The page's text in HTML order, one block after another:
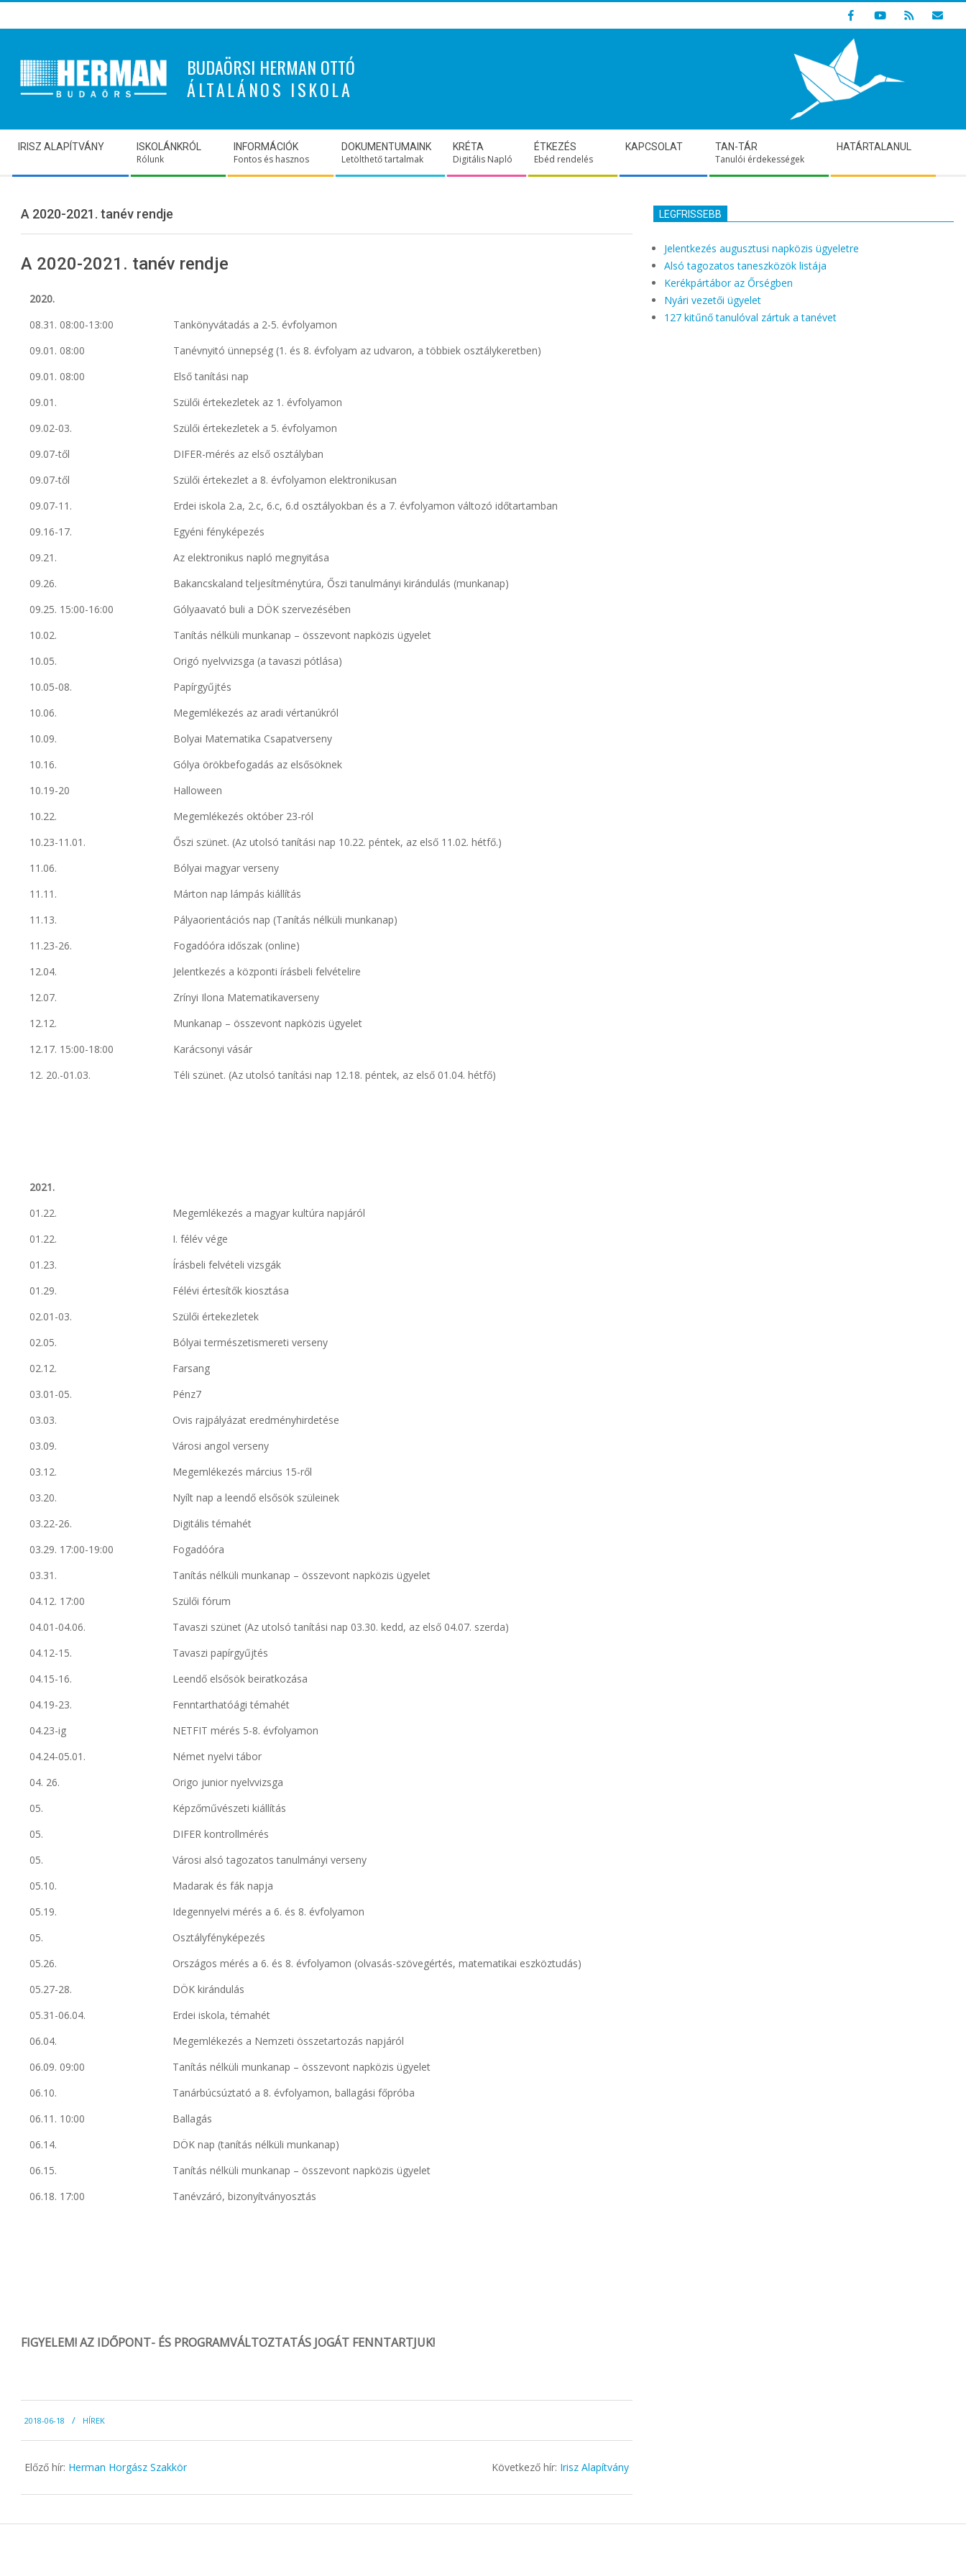
to
BUDAÖRSI HERMAN OTTÓ
ÁLTALÁNOS ISKOLA
Indulunk! Hamarosan újraindul oldalunk!
Navigation
Menu
IRISZ ALAPÍTVÁNY ISKOLÁNKRÓL
Rólunk
INFORMÁCIÓK
Fontos és hasznos
DOKUMENTUMAINK
Letölthető tartalmak
KRÉTA
Digitális Napló
ÉTKEZÉS
Ebéd rendelés
KAPCSOLAT TAN-TÁR
Tanulói érdekességek
HATÁRTALANUL
A 2020-2021. tanév rendje
A 2020-2021. tanév rendje
2020.
08.31. 08:00-13:00
Tankönyvátadás a 2-5. évfolyamon
09.01. 08:00
Tanévnyitó ünnepség (1. és 8. évfolyam az udvaron, a többiek osztálykeretben)
09.01. 08:00
Első tanítási nap
09.01.
Szülői értekezletek az 1. évfolyamon
09.02-03.
Szülői értekezletek a 5. évfolyamon
09.07-től
DIFER-mérés az első osztályban
09.07-től
Szülői értekezlet a 8. évfolyamon elektronikusan
09.07-11.
Erdei iskola 2.a, 2.c, 6.c, 6.d osztályokban és a 7. évfolyamon változó időtartamban
09.16-17.
Egyéni fényképezés
09.21.
Az elektronikus napló megnyitása
09.26.
Bakancskaland teljesítménytúra, Őszi tanulmányi kirándulás (munkanap)
09.25. 15:00-16:00
Gólyaavató buli a DÖK szervezésében
10.02.
Tanítás nélküli munkanap – összevont napközis ügyelet
10.05.
Origó nyelvvizsga (a tavaszi pótlása)
10.05-08.
Papírgyűjtés
10.06.
Megemlékezés az aradi vértanúkról
10.09.
Bolyai Matematika Csapatverseny
10.16.
Gólya örökbefogadás az elsősöknek
10.19-20
Halloween
10.22.
Megemlékezés október 23-ról
10.23-11.01.
Őszi szünet. (Az utolsó tanítási nap 10.22. péntek, az első 11.02. hétfő.)
11.06.
Bólyai magyar verseny
11.11.
Márton nap lámpás kiállítás
11.13.
Pályaorientációs nap (Tanítás nélküli munkanap)
11.23-26.
Fogadóóra időszak (online)
12.04.
Jelentkezés a központi írásbeli felvételire
12.07.
Zrínyi Ilona Matematikaverseny
12.12.
Munkanap – összevont napközis ügyelet
12.17. 15:00-18:00
Karácsonyi vásár
12. 20.-01.03.
Téli szünet. (Az utolsó tanítási nap 12.18. péntek, az első 01.04. hétfő)
2021.
01.22.
Megemlékezés a magyar kultúra napjáról
01.22.
I. félév vége
01.23.
Írásbeli felvételi vizsgák
01.29.
Félévi értesítők kiosztása
02.01-03.
Szülői értekezletek
02.05.
Bólyai természetismereti verseny
02.12.
Farsang
03.01-05.
Pénz7
03.03.
Ovis rajpályázat eredményhirdetése
03.09.
Városi angol verseny
03.12.
Megemlékezés március 15-ről
03.20.
Nyílt nap a leendő elsősök szüleinek
03.22-26.
Digitális témahét
03.29. 17:00-19:00
Fogadóóra
03.31.
Tanítás nélküli munkanap – összevont napközis ügyelet
04.12. 17:00
Szülői fórum
04.01-04.06.
Tavaszi szünet (Az utolsó tanítási nap 03.30. kedd, az első 04.07. szerda)
04.12-15.
Tavaszi papírgyűjtés
04.15-16.
Leendő elsősök beiratkozása
04.19-23.
Fenntarthatóági témahét
04.23-ig
NETFIT mérés 5-8. évfolyamon
04.24-05.01.
Német nyelvi tábor
04. 26.
Origo junior nyelvvizsga
05.
Képzőművészeti kiállítás
05.
DIFER kontrollmérés
05.
Városi alsó tagozatos tanulmányi verseny
05.10.
Madarak és fák napja
05.19.
Idegennyelvi mérés a 6. és 8. évfolyamon
05.
Osztályfényképezés
05.26.
Országos mérés a 6. és 8. évfolyamon (olvasás-szövegértés, matematikai eszköztudás)
05.27-28.
DÖK kirándulás
05.31-06.04.
Erdei iskola, témahét
06.04.
Megemlékezés a Nemzeti összetartozás napjáról
06.09. 09:00
Tanítás nélküli munkanap – összevont napközis ügyelet
06.10.
Tanárbúcsúztató a 8. évfolyamon, ballagási főpróba
06.11. 10:00
Ballagás
06.14.
DÖK nap (tanítás nélküli munkanap)
06.15.
Tanítás nélküli munkanap – összevont napközis ügyelet
06.18. 17:00
Tanévzáró, bizonyítványosztás
FIGYELEM! AZ IDŐPONT- ÉS PROGRAMVÁLTOZTATÁS JOGÁT FENNTARTJUK!
06-
18
2018-06-18 HÍREK
Előző hír: Herman Horgász Szakkör Következő hír: Irisz Alapítvány
LEGFRISSEBB
Jelentkezés augusztusi napközis ügyeletre
Alsó tagozatos taneszközök listája
Kerékpártábor az Őrségben
Nyári vezetői ügyelet
127 kitűnő tanulóval zártuk a tanévet